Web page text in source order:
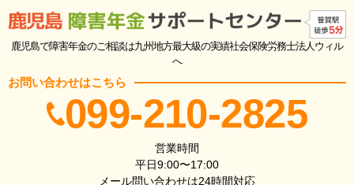
鹿児島で障害年金のご相談は九州地方最大級の実績社会保険労務士法人ウィル
へ
お問い合わせはこちら
099-210-2825
営業時間
平日9:00〜17:00
メール問い合わせは24時間対応